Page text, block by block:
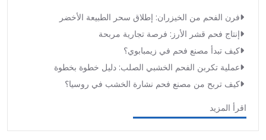
فرن الفحم من الخيزران: إطلاق سحر الطبيعة الأخضر
إنتاج فحم قشر الأرز: فرصة تجارية مربحة
كيف تبدأ مصنع فحم في زيمبابوي؟
عملية تكربن الفحم الخشبي الصلب: دليل خطوة بخطوة
كيف تربح من مصنع فحم نشارة الخشب في روسيا؟
اقرأ المزيد